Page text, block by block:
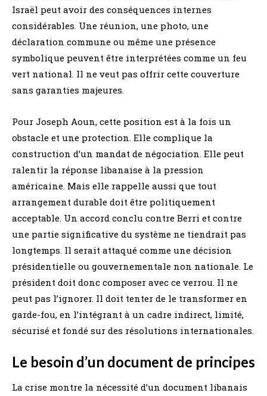
Israël peut avoir des conséquences internes
considérables. Une réunion, une photo, une
déclaration commune ou même une présence
symbolique peuvent être interprétées comme un feu
vert national. Il ne veut pas offrir cette couverture
sans garanties majeures.
Pour Joseph Aoun, cette position est à la fois un
obstacle et une protection. Elle complique la
construction d’un mandat de négociation. Elle peut
ralentir la réponse libanaise à la pression
américaine. Mais elle rappelle aussi que tout
arrangement durable doit être politiquement
acceptable. Un accord conclu contre Berri et contre
une partie significative du système ne tiendrait pas
longtemps. Il serait attaqué comme une décision
présidentielle ou gouvernementale non nationale. Le
président doit donc composer avec ce verrou. Il ne
peut pas l’ignorer. Il doit tenter de le transformer en
garde-fou, en l’intégrant à un cadre indirect, limité,
sécurisé et fondé sur des résolutions internationales.
Le besoin d’un document de principes
La crise montre la nécessité d’un document libanais